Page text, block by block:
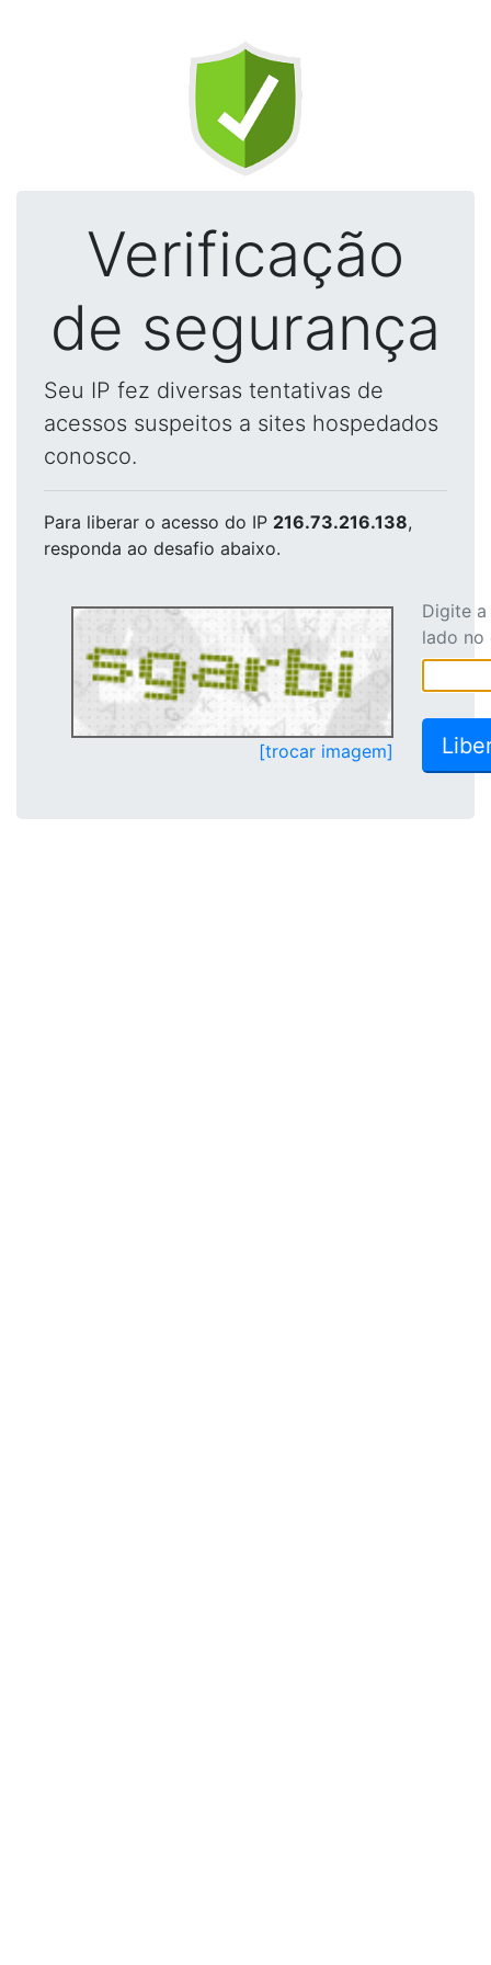
Verificação
de segurança
Seu IP fez diversas tentativas de
acessos suspeitos a sites hospedados
conosco.
Para liberar o acesso do IP 216.73.216.138,
responda ao desafio abaixo.
[trocar imagem]
Digite
lado no